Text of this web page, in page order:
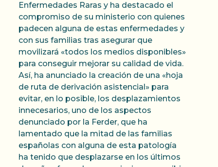
Enfermedades Raras y ha destacado el
compromiso de su ministerio con quienes
padecen alguna de estas enfermedades y
con sus familias tras asegurar que
movilizará «todos los medios disponibles»
para conseguir mejorar su calidad de vida.
Así, ha anunciado la creación de una «hoja
de ruta de derivación asistencial» para
evitar, en lo posible, los desplazamientos
innecesarios, uno de los aspectos
denunciado por la Ferder, que ha
lamentado que la mitad de las familias
españolas con alguna de esta patología
ha tenido que desplazarse en los últimos